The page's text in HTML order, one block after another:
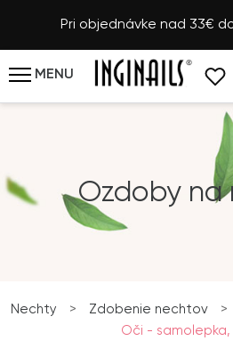
Pri objednávke nad 33€
MENU
Ozdoby na
Nechty > Zdobenie nechtov >
Oči - samolepka,